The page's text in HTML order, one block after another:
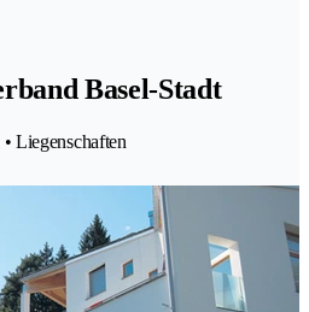
Basel-Stadt
Liegenschaften